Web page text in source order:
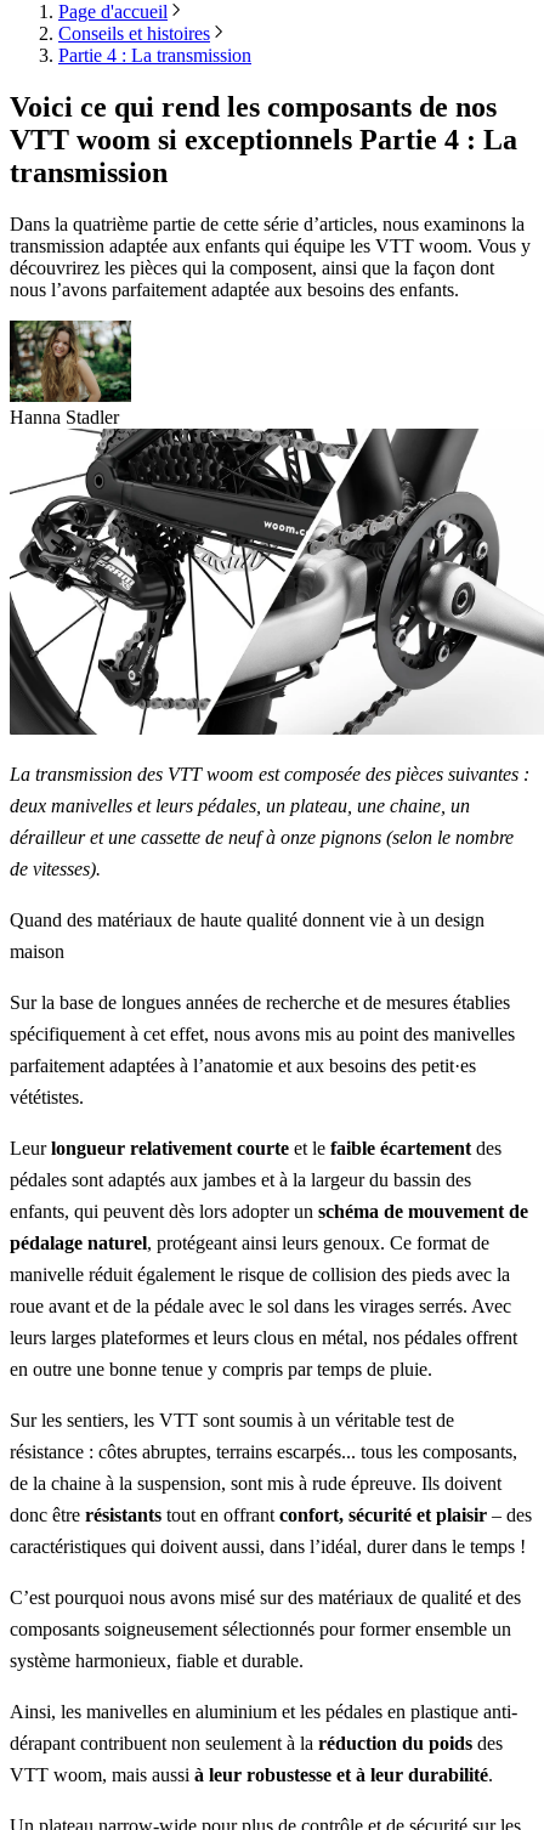
Page d'accueil
Conseils et histoires
Partie 4 : La transmission
Voici ce qui rend les composants de nos
VTT woom si exceptionnels Partie 4 : La
transmission
Dans la quatrième partie de cette série d’articles, nous examinons la
transmission adaptée aux enfants qui équipe les VTT woom. Vous y
découvrirez les pièces qui la composent, ainsi que la façon dont
nous l’avons parfaitement adaptée aux besoins des enfants.
Hanna Stadler
La transmission des VTT woom est composée des pièces suivantes :
deux manivelles et leurs pédales, un plateau, une chaine, un
dérailleur et une cassette de neuf à onze pignons (selon le nombre
de vitesses).
Quand des matériaux de haute qualité donnent vie à un design
maison
Sur la base de longues années de recherche et de mesures établies
spécifiquement à cet effet, nous avons mis au point des manivelles
parfaitement adaptées à l’anatomie et aux besoins des petit·es
vététistes.
Leurlongueur relativement courte et le faible écartement des
pédales sont adaptés aux jambes et à la largeur du bassin des
enfants, qui peuvent dès lors adopter un schéma de mouvement de
pédalage naturel, protégeant ainsi leurs genoux. Ce format de
manivelle réduit également le risque de collision des pieds avec la
roue avant et de la pédale avec le sol dans les virages serrés. Avec
leurs larges plateformes et leurs clous en métal, nos pédales offrent
en outre une bonne tenue y compris par temps de pluie.
Sur les sentiers, les VTT sont soumis à un véritable test de
résistance : côtes abruptes, terrains escarpés... tous les composants,
de la chaine à la suspension, sont mis à rude épreuve. Ils doivent
donc être résistants tout en offrant confort, sécurité et plaisir – des
caractéristiques qui doivent aussi, dans l’idéal, durer dans le temps !
C’est pourquoi nous avons misé sur des matériaux de qualité et des
composants soigneusement sélectionnés pour former ensemble un
système harmonieux, fiable et durable.
Ainsi, les manivelles en aluminium et les pédales en plastique anti-
dérapant contribuent non seulement à la réduction du poids des
VTT woom, mais aussi à leur robustesse et à leur durabilité.
Un plateau narrow-wide pour plus de contrôle et de sécurité sur les